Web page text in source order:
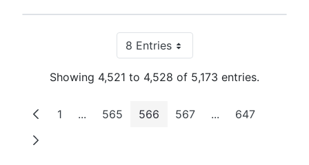
8 EntriesPer Page
Showing 4,521 to 4,528 of 5,173 entries.
Page
1 ...Intermediate Pages
Page
565 Page
566 Page
567 ...Intermediate
Page
647